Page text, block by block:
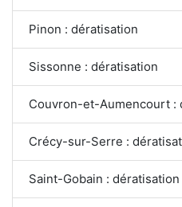
Pinon : dératisation
Sissonne : dératisation
Couvron-et-Aumencourt :
Crécy-sur-Serre :
Saint-Gobain : dératisation